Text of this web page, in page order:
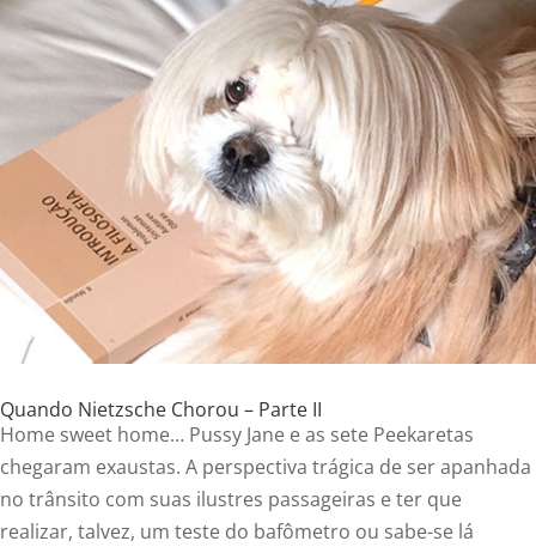
Quando Nietzsche Chorou – Parte II
Home sweet home… Pussy Jane e as sete Peekaretas
chegaram exaustas. A perspectiva trágica de ser apanhada
no trânsito com suas ilustres passageiras e ter que
realizar, talvez, um teste do bafômetro ou sabe-se lá